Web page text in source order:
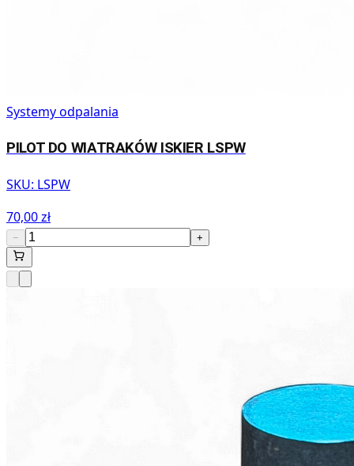
Systemy odpalania
PILOT DO WIATRAKÓW ISKIER LSPW
SKU: LSPW
70,00 zł
− +